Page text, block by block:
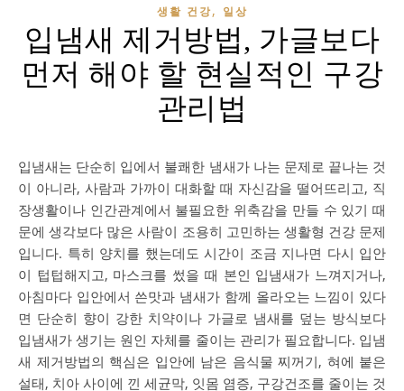
생활 건강, 일상
입냄새 제거방법, 가글보다
먼저 해야 할 현실적인 구강
관리법
입냄새는 단순히 입에서 불쾌한 냄새가 나는 문제로 끝나는 것
이 아니라, 사람과 가까이 대화할 때 자신감을 떨어뜨리고, 직
장생활이나 인간관계에서 불필요한 위축감을 만들 수 있기 때
문에 생각보다 많은 사람이 조용히 고민하는 생활형 건강 문제
입니다. 특히 양치를 했는데도 시간이 조금 지나면 다시 입안
이 텁텁해지고, 마스크를 썼을 때 본인 입냄새가 느껴지거나,
아침마다 입안에서 쓴맛과 냄새가 함께 올라오는 느낌이 있다
면 단순히 향이 강한 치약이나 가글로 냄새를 덮는 방식보다
입냄새가 생기는 원인 자체를 줄이는 관리가 필요합니다. 입냄
새 제거방법의 핵심은 입안에 남은 음식물 찌꺼기, 혀에 붙은
설태, 치아 사이에 낀 세균막, 잇몸 염증, 구강건조를 줄이는 것